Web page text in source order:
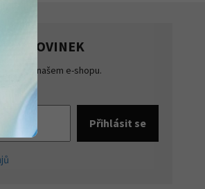
NOVINEK
na našem e-shopu.